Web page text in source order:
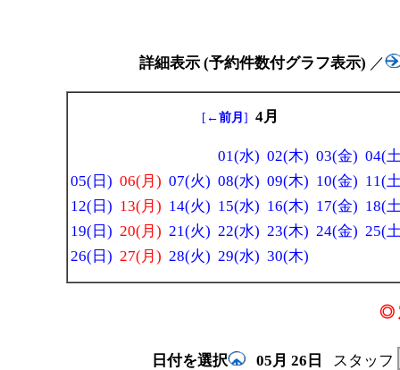
詳細表示 (予約件数付グラフ表示) ／
[ ←前月 ] 4月
01(水) 02(木) 03(金) 04(
05(日) 06(月) 07(火) 08(水) 09(木) 10(金) 11(
12(日) 13(月) 14(火) 15(水) 16(木) 17(金) 18(
19(日) 20(月) 21(火) 22(水) 23(木) 24(金) 25(
26(日) 27(月) 28(火) 29(水) 30(木)
◎
日付を選択 05月 26日 スタッフ